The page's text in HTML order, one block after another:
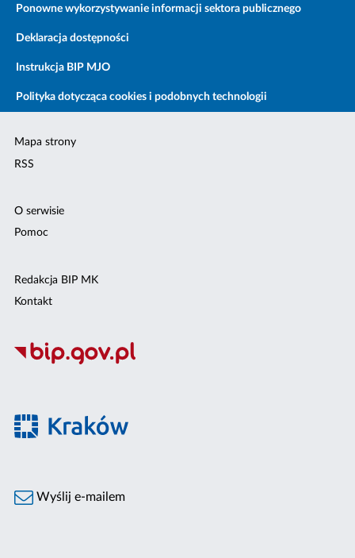
Ponowne wykorzystywanie informacji sektora publicznego
Deklaracja dostępności
Instrukcja BIP MJO
Polityka dotycząca cookies i podobnych technologii
Mapa strony
RSS
O serwisie
Pomoc
Redakcja BIP MK
Kontakt
Wyślij e-mailem